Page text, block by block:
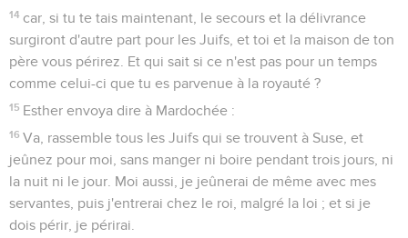
14 car, si tu te tais maintenant, le secours et la délivrance
surgiront d'autre part pour les Juifs, et toi et la maison de ton
père vous périrez. Et qui sait si ce n'est pas pour un temps
comme celui-ci que tu es parvenue à la royauté ?
15 Esther envoya dire à Mardochée :
16 Va, rassemble tous les Juifs qui se trouvent à Suse, et
jeûnez pour moi, sans manger ni boire pendant trois jours, ni
la nuit ni le jour. Moi aussi, je jeûnerai de même avec mes
servantes, puis j'entrerai chez le roi, malgré la loi ; et si je
dois périr, je périrai.